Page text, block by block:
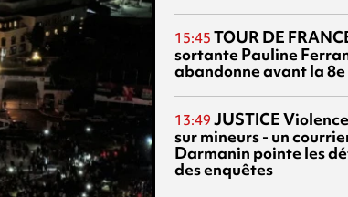
15:45 TOUR DE
sortante Pauline
abandonne avant la
13:49 JUSTICE
sur mineurs - un
Darmanin pointe les
des enquêtes